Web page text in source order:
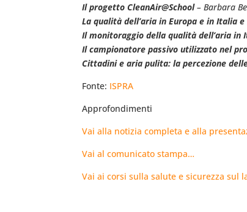
Il progetto CleanAir@School– Barbara
La qualità dell’aria in Europa e in Italia
Il monitoraggio della qualità dell’aria in
Il campionatore passivo utilizzato nel
Cittadini e aria pulita: la percezione
Fonte: ISPRA
Approfondimenti
Vai alla notizia completa e alla
Vai al comunicato stampa…
Vai ai corsi sulla salute e sicurezza sul